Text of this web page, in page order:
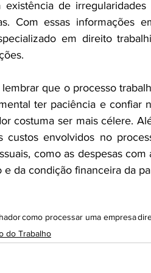
existência de
Com essas informações
em direito
lembrar que o processo
ter paciência e confiar
costuma ser mais célere.
custos envolvidos no
como as despesas
e da condição financeira da
como processar uma empresa
do Trabalho